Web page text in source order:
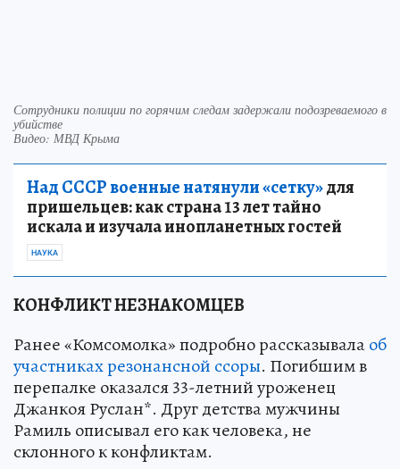
Сотрудники полиции по горячим следам задержали подозреваемого в
убийстве
Видео: МВД Крыма
Над СССР военные натянули «сетку»для
пришельцев: как страна 13 лет тайно
искала и изучала инопланетных гостей
НАУКА
КОНФЛИКТ НЕЗНАКОМЦЕВ
Ранее «Комсомолка» подробно рассказывалаоб
участниках резонансной ссоры. Погибшим в
перепалке оказался 33-летний уроженец
Джанкоя Руслан*. Друг детства мужчины
Рамиль описывал его как человека, не
склонного к конфликтам.